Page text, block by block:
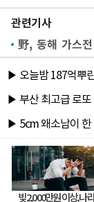
관련기사